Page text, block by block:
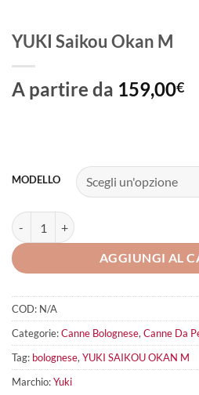
YUKI Saikou Okan M
A partire da 159,00€
MODELLO
YUKI Saikou Okan M quantità
AGGIUNGI AL
COD: N/A
Categorie:Canne Bolognese, Canne Da
Tag: bolognese, YUKI SAIKOU OKAN M
Marchio:Yuki